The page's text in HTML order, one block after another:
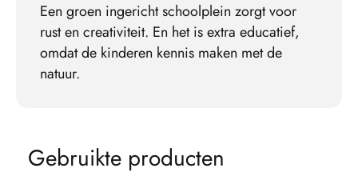
Een groen ingericht schoolplein zorgt voor
rust en creativiteit. En het is extra educatief,
omdat de kinderen kennis maken met de
natuur.
Gebruikte producten